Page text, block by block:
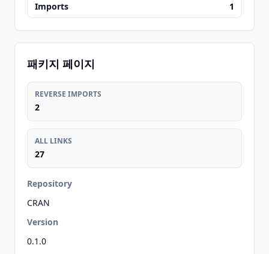
Imports 1
패키지 페이지
REVERSE IMPORTS
2
ALL LINKS
27
Repository
CRAN
Version
0.1.0